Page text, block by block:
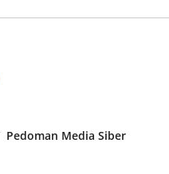
Pedoman Media Siber